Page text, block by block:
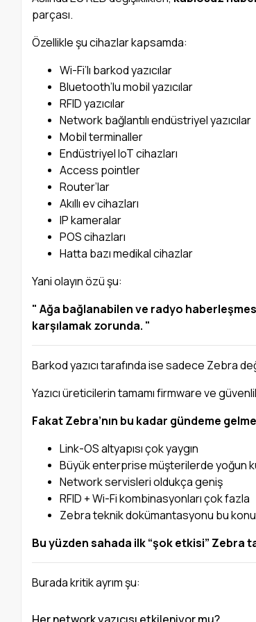
parçası.
Özellikle şu cihazlar kapsamda:
Wi-Fi’lı barkod yazıcılar
Bluetooth’lu mobil yazıcılar
RFID yazıcılar
Network bağlantılı endüstriyel yazıcılar
Mobil terminaller
Endüstriyel IoT cihazları
Access pointler
Router’lar
Akıllı ev cihazları
IP kameralar
POS cihazları
Hatta bazı medikal cihazlar
Yani olayın özü şu:
" Ağa bağlanabilen ve radyo
karşılamak zorunda. "
Barkod yazıcı tarafında ise sadece Zebra
Yazıcı üreticilerin tamamı firmware ve
Fakat Zebra’nın bu kadar gündeme
Link-OS altyapısı çok yaygın
Büyük enterprise müşterilerde yoğun
Network servisleri oldukça geniş
RFID + Wi-Fi kombinasyonları çok fazla
Zebra teknik dokümantasyonu bu
Bu yüzden sahada ilk “şok etkisi” Zebra
Burada kritik ayrım şu: